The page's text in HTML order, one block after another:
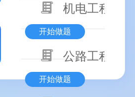
机电工程技术
开始做题
公路工程技术
开始做题